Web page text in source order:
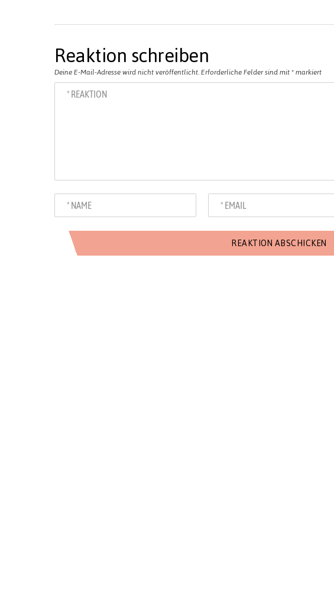
Reaktion schreiben
Deine E-Mail-Adresse wird nicht veröffentlicht. Erforderliche Felder sind mit * markiert